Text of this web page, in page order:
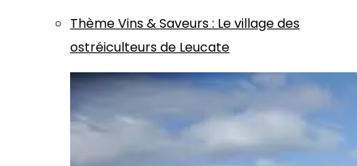
ThèmeVins & Saveurs: Le village des
ostréiculteurs de Leucate